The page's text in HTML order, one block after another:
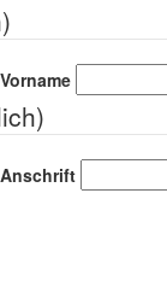
Vorname
Anschrift